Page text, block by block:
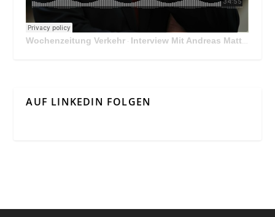
Wochenzeitung Verkehr · Interview Mit Andreas Matthä, CEO der ÖBB Holding
AUF LINKEDIN FOLGEN